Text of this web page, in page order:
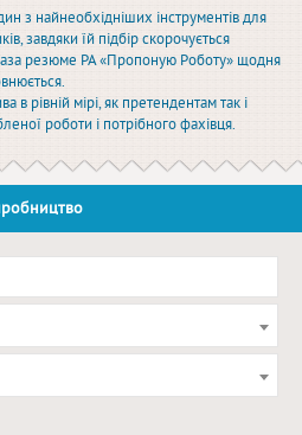
з найнеобхідніших інструментів для
завдяки їй підбір скорочується
резюме РА «Пропоную Роботу» щодня
в рівній мірі, як претендентам так і
роботи і потрібного фахівця.